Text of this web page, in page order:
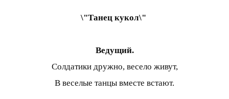
\"Танец кукол\"
Ведущий.
Солдатики дружно, весело живут,
В веселые танцы вместе встают.